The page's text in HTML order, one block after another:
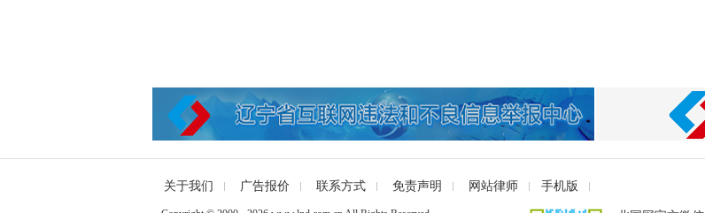
关于我们 广告报价 联系方式 免责声明 网站律师 手机版